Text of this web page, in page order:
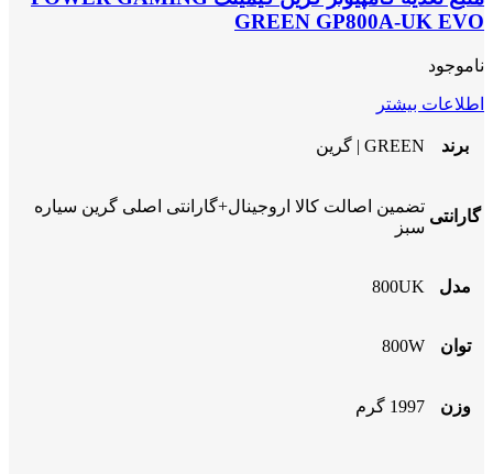
GREEN GP800A-UK EVO
ناموجود
اطلاعات بیشتر
برند GREEN | گرین
گارانتی
تضمین اصالت کالا اروجینال+گارانتی اصلی گرین سیاره
سبز
مدل 800UK
توان 800W
وزن 1997 گرم